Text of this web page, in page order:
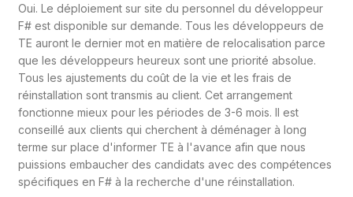
Oui. Le déploiement sur site du personnel du développeur
F# est disponible sur demande. Tous les développeurs de
TE auront le dernier mot en matière de relocalisation parce
que les développeurs heureux sont une priorité absolue.
Tous les ajustements du coût de la vie et les frais de
réinstallation sont transmis au client. Cet arrangement
fonctionne mieux pour les périodes de 3-6 mois. Il est
conseillé aux clients qui cherchent à déménager à long
terme sur place d'informer TE à l'avance afin que nous
puissions embaucher des candidats avec des compétences
spécifiques en F# à la recherche d'une réinstallation.